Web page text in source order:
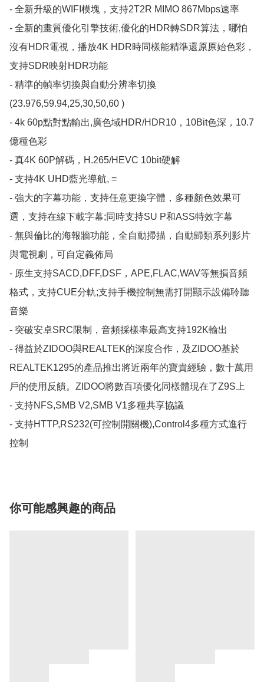
- 全新升級的WIFI模塊，支持2T2R MIMO 867Mbps速率
- 全新的畫質優化引擎技術,優化的HDR轉SDR算法，哪怕
沒有HDR電視，播放4K HDR時同樣能精準還原原始色彩，
支持SDR映射HDR功能
- 精準的幀率切換與自動分辨率切換
(23.976,59.94,25,30,50,60 )
- 4k 60p點對點輸出,廣色域HDR/HDR10，10Bit色深，10.7
億種色彩
- 真4K 60P解碼，H.265/HEVC 10bit硬解
- 支持4K UHD藍光導航, =
- 強大的字幕功能，支持任意更換字體，多種顏色效果可
選，支持在線下載字幕;同時支持SU P和ASS特效字幕
- 無與倫比的海報牆功能，全自動掃描，自動歸類系列影片
與電視劇，可自定義佈局
- 原生支持SACD,DFF,DSF，APE,FLAC,WAV等無損音頻
格式，支持CUE分軌;支持手機控制無需打開顯示設備聆聽
音樂
- 突破安卓SRC限制，音頻採樣率最高支持192K輸出
- 得益於ZIDOO與REALTEK的深度合作，及ZIDOO基於
REALTEK1295的產品推出將近兩年的寶貴經驗，數十萬用
戶的使用反饋。ZIDOO將數百項優化同樣體現在了Z9S上
- 支持NFS,SMB V2,SMB V1多種共享協議
- 支持HTTP,RS232(可控制開關機),Control4多種方式進行
控制
你可能感興趣的商品